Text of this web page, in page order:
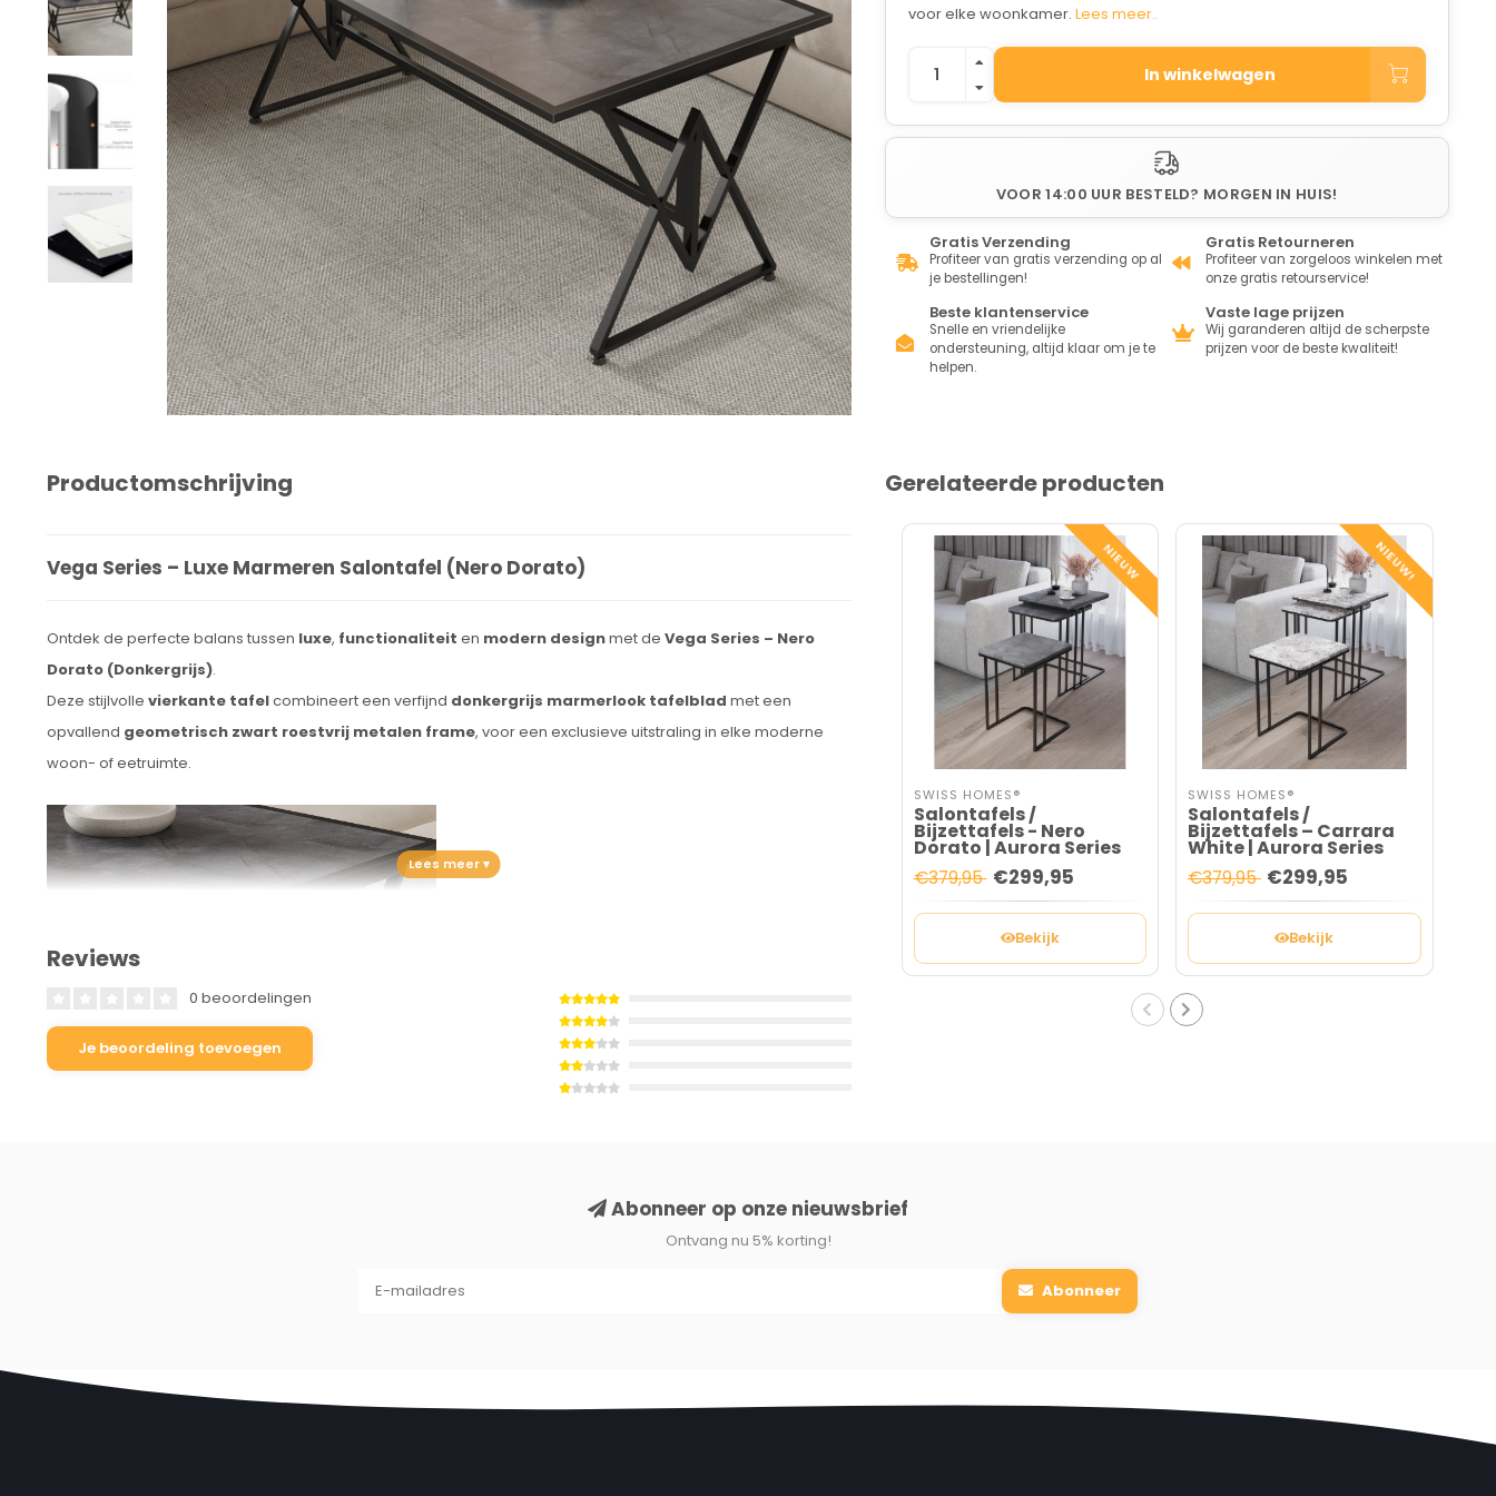
voor elke woonkamer. Lees meer..
In winkelwagen
VOOR 14:00 UUR BESTELD? MORGEN IN HUIS!
Gratis Verzending
Profiteer van gratis verzending op al
je bestellingen!
Gratis Retourneren
Profiteer van zorgeloos winkelen met
onze gratis retourservice!
Beste klantenservice
Snelle en vriendelijke
ondersteuning, altijd klaar om je te
helpen.
Vaste lage prijzen
Wij garanderen altijd de scherpste
prijzen voor de beste kwaliteit!
Productomschrijving
Vega Series – Luxe Marmeren Salontafel (Nero Dorato)
Ontdek de perfecte balans tussen luxe, functionaliteit en modern designmet de Vega Series – Nero
Dorato (Donkergrijs).
Deze stijlvolle vierkante tafelcombineert een verfijnd donkergrijs marmerlook tafelblad met een
opvallend geometrisch zwart roestvrij metalen frame, voor een exclusieve uitstraling in elke moderne
woon- of eetruimte.
Het tafelblad is vervaardigd uithoogwaardig MDF-hout met een glanzendeNero Dorato-coating
geïnspireerd op natuursteen.
Dankzij het robuuste zwart gecoate roestvrije frame is de Vega ideaal te gebruiken als
— perfect voor wie elegantie wil combineren met dagelijks
Frame:
Donkergrijs (Nero Dorato)
Reviews
0 beoordelingen
Je beoordeling toevoegen
Gerelateerde producten
NIEUW
SWISS HOMES®
Salontafels /
Bijzettafels - Nero
Dorato | Aurora Series
€379,95 €299,95
Bekijk
NIEUW!
SWISS HOMES®
Salontafels /
Bijzettafels – Carrara
White | Aurora Series
€379,95 €299,95
Bekijk
Abonneer op onze nieuwsbrief
Ontvang nu 5% korting!
Abonneer